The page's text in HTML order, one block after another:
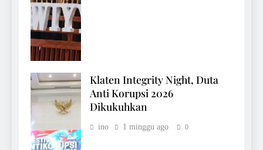
Klaten Integrity Night, Duta
Anti Korupsi 2026
Dikukuhkan
ino 1 minggu ago 0